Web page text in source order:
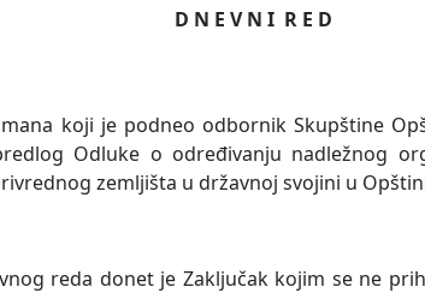
D N E V N I R E D
koji je podneo odbornik Skupštine
Odluke o određivanju nadležnog
zemljišta u državnoj svojini u
reda donet je Zaključak kojim se ne